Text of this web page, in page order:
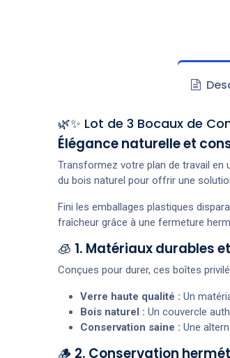
🌿✨ Lot de 3 Bocaux de
Élégance naturelle et
Transformez votre plan de travail en
du bois naturel pour offrir une
Fini les emballages plastiques
fraîcheur grâce à une fermeture
🧊 1. Matériaux durables
Conçues pour durer, ces boîtes
Verre haute qualité : Un
Bois naturel : Un couvercle
Conservation saine : Une
🪵 2. Conservation